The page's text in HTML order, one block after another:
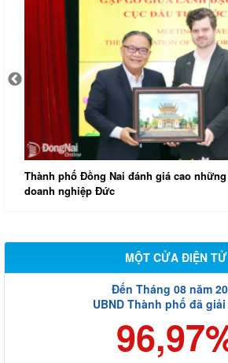
Thành phố Đồng Nai đánh giá cao
doanh nghiệp Đức
MỘT CỬA ĐIỆN TỬ
Đến Tháng 08 năm
UBND Thành phố đã